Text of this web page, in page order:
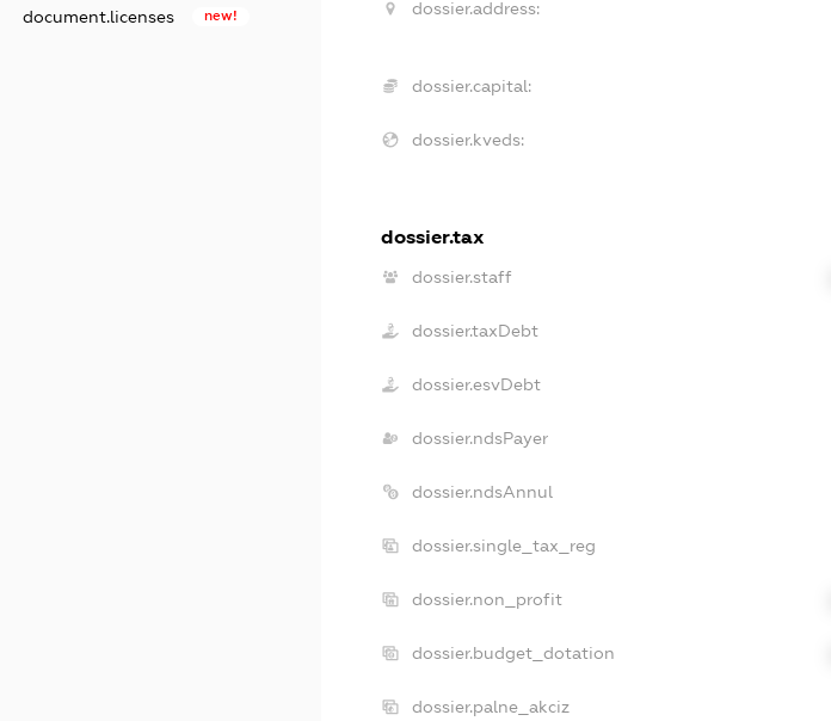
document.licenses new! dossier.address:
dossier.capital:
dossier.kveds:
dossier.tax
dossier.staff
dossier.taxDebt
dossier.esvDebt
dossier.ndsPayer
dossier.ndsAnnul
dossier.single_tax_reg
dossier.non_profit
dossier.budget_dotation
dossier.palne_akciz